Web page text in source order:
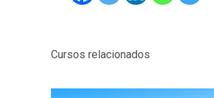
Cursos relacionados